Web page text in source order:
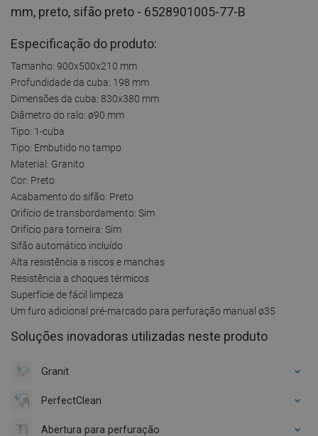
mm, preto, sifão preto - 6528901005-77-B
Especificação do produto:
Tamanho: 900x500x210 mm
Profundidade da cuba: 198 mm
Dimensões da cuba: 830x380 mm
Diâmetro do ralo: ø90 mm
Tipo: 1-cuba
Tipo: Embutido no tampo
Material: Granito
Cor: Preto
Acabamento do sifão: Preto
Orifício de transbordamento: Sim
Orifício para torneira: Sim
Sifão automático incluído
Alta resistência a riscos e manchas
Resistência a choques térmicos
Superfície de fácil limpeza
Um furo adicional pré-marcado para perfuração manual ø35
Soluções inovadoras utilizadas neste produto
Granit
PerfectClean
Abertura para perfuração